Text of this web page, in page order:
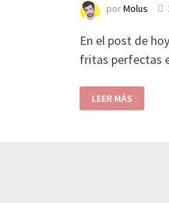
porMolus
En el post de
fritas perfectas
LEER MÁS